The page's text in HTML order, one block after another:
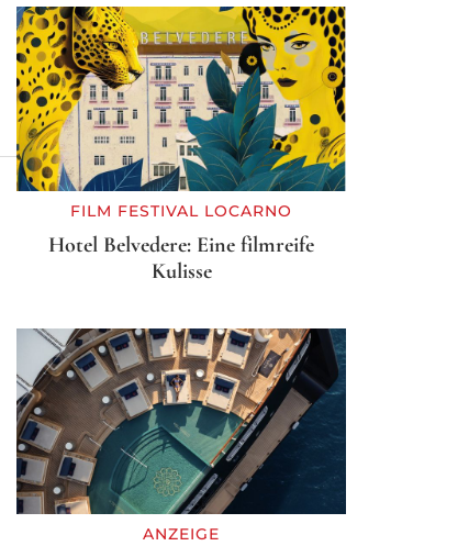
FILM FESTIVAL LOCARNO
Hotel Belvedere: Eine filmreife
Kulisse
ANZEIGE